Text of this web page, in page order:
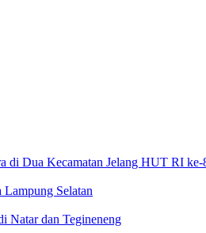
di Dua Kecamatan Jelang HUT RI ke-
Selatan
Natar dan Tegineneng